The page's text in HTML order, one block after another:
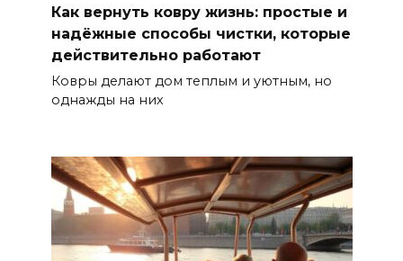
Как вернуть ковру жизнь: простые и
надёжные способы чистки, которые
действительно работают
Ковры делают дом теплым и уютным, но
однажды на них